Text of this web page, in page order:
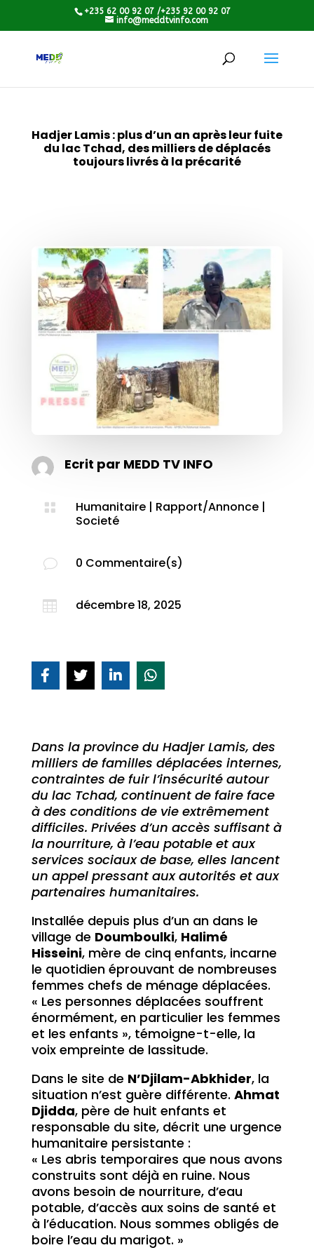
+235 62 00 92 07 /+235 92 00 92 07
info@meddtvinfo.com
Hadjer Lamis : plus d’un an après leur fuite
du lac Tchad, des milliers de déplacés
toujours livrés à la précarité
Ecrit par MEDD TV INFO
 Humanitaire| Rapport/Annonce|
Societé
v 0 Commentaire(s)
 décembre 18, 2025
Dans la province du Hadjer Lamis, des
milliers de familles déplacées internes,
contraintes de fuir l’insécurité autour
du lac Tchad, continuent de faire face
à des conditions de vie extrêmement
difficiles. Privées d’un accès suffisant à
la nourriture, à l’eau potable et aux
services sociaux de base, elles lancent
un appel pressant aux autorités et aux
partenaires humanitaires.
Installée depuis plus d’un an dans le
village de Doumboulki, Halimé
Hisseini, mère de cinq enfants, incarne
le quotidien éprouvant de nombreuses
femmes chefs de ménage déplacées.
« Les personnes déplacées souffrent
énormément, en particulier les femmes
et les enfants », témoigne-t-elle, la
voix empreinte de lassitude.
Dans le site de N’Djilam-Abkhider, la
situation n’est guère différente. Ahmat
Djidda, père de huit enfants et
responsable du site, décrit une urgence
humanitaire persistante :
« Les abris temporaires que nous avons
construits sont déjà en ruine. Nous
avons besoin de nourriture, d’eau
potable, d’accès aux soins de santé et
à l’éducation. Nous sommes obligés de
boire l’eau du marigot. »